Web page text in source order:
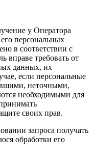
у Оператора
персональных
в соответствии с
вправе требовать от
данных, их
если персональные
неточными,
необходимыми для
своих прав.
запроса получать
обработки его